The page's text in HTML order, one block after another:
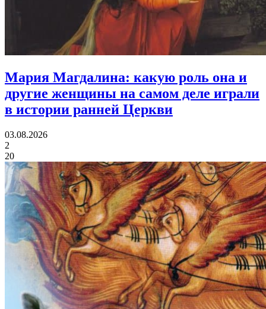
Мария Магдалина: какую роль она и
другие женщины на самом деле играли
в истории ранней Церкви
03.08.2026
2
20